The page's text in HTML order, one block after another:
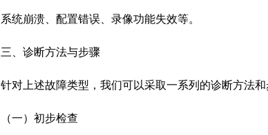
系统崩溃、配置错误、录像功能失效等。
三、诊断方法与步骤
针对上述故障类型，我们可以采取一系列的诊断方法和
（一）初步检查